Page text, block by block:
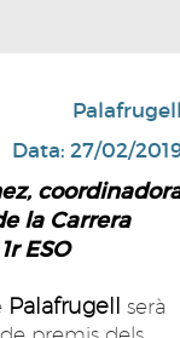
Data: 27/02/
la Carrera
ESO
Palafrugell
serà